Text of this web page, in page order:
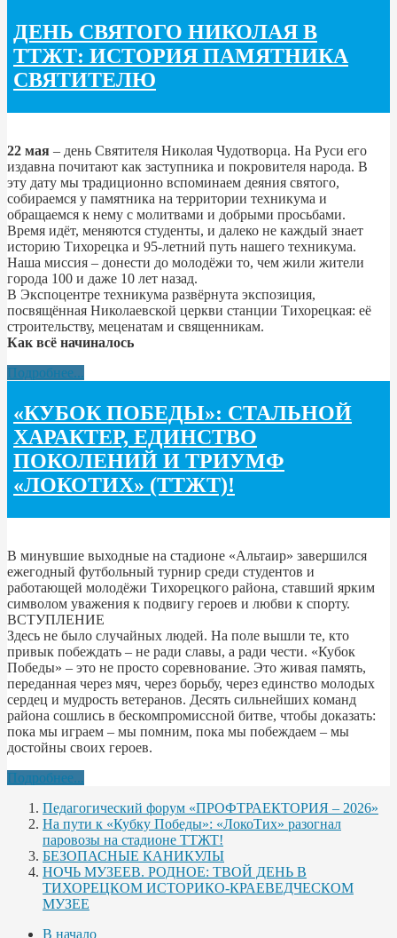
ДЕНЬ СВЯТОГО НИКОЛАЯ В
ТТЖТ: ИСТОРИЯ ПАМЯТНИКА
СВЯТИТЕЛЮ
22 мая – день Святителя Николая Чудотворца. На Руси его
издавна почитают как заступника и покровителя народа. В
эту дату мы традиционно вспоминаем деяния святого,
собираемся у памятника на территории техникума и
обращаемся к нему с молитвами и добрыми просьбами.
Время идёт, меняются студенты, и далеко не каждый знает
историю Тихорецка и 95-летний путь нашего техникума.
Наша миссия – донести до молодёжи то, чем жили жители
города 100 и даже 10 лет назад.
В Экспоцентре техникума развёрнута экспозиция,
посвящённая Николаевской церкви станции Тихорецкая: её
строительству, меценатам и священникам.
Как всё начиналось
Подробнее...
«КУБОК ПОБЕДЫ»: СТАЛЬНОЙ
ХАРАКТЕР, ЕДИНСТВО
ПОКОЛЕНИЙ И ТРИУМФ
«ЛОКОТИХ» (ТТЖТ)!
В минувшие выходные на стадионе «Альтаир» завершился
ежегодный футбольный турнир среди студентов и
работающей молодёжи Тихорецкого района, ставший ярким
символом уважения к подвигу героев и любви к спорту.
ВСТУПЛЕНИЕ
Здесь не было случайных людей. На поле вышли те, кто
привык побеждать – не ради славы, а ради чести. «Кубок
Победы» – это не просто соревнование. Это живая память,
переданная через мяч, через борьбу, через единство молодых
сердец и мудрость ветеранов. Десять сильнейших команд
района сошлись в бескомпромиссной битве, чтобы доказать:
пока мы играем – мы помним, пока мы побеждаем – мы
достойны своих героев.
Подробнее...
Педагогический форум «ПРОФТРАЕКТОРИЯ – 2026»
На пути к «Кубку Победы»: «ЛокоТих» разогнал
паровозы на стадионе ТТЖТ!
БЕЗОПАСНЫЕ КАНИКУЛЫ
НОЧЬ МУЗЕЕВ. РОДНОЕ: ТВОЙ ДЕНЬ В
ТИХОРЕЦКОМ ИСТОРИКО-КРАЕВЕДЧЕСКОМ
МУЗЕЕ
В начало